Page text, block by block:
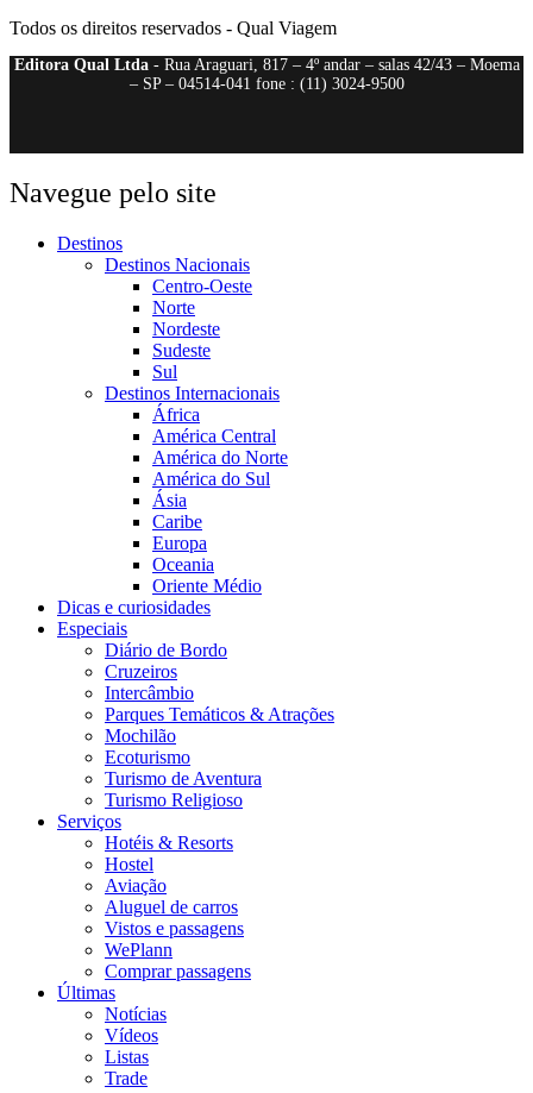
Todos os direitos reservados - Qual Viagem
Editora Qual Ltda- Rua Araguari, 817 – 4º andar – salas 42/43 – Moema
– SP – 04514-041 fone : (11) 3024-9500
Navegue pelo site
Destinos
Destinos Nacionais
Centro-Oeste
Norte
Nordeste
Sudeste
Sul
Destinos Internacionais
África
América Central
América do Norte
América do Sul
Ásia
Caribe
Europa
Oceania
Oriente Médio
Dicas e curiosidades
Especiais
Diário de Bordo
Cruzeiros
Intercâmbio
Parques Temáticos & Atrações
Mochilão
Ecoturismo
Turismo de Aventura
Turismo Religioso
Serviços
Hotéis & Resorts
Hostel
Aviação
Aluguel de carros
Vistos e passagens
WePlann
Comprar passagens
Últimas
Notícias
Vídeos
Listas
Trade